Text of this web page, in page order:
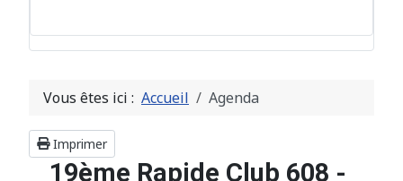
Vous êtes ici : Accueil Agenda
Imprimer
19ème Rapide Club 608 -